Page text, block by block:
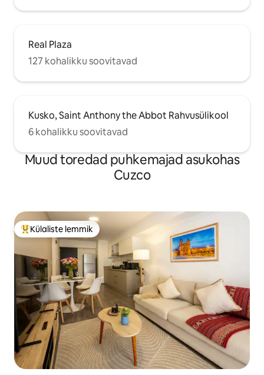
Real Plaza
127 kohalikku soovitavad
Kusko, Saint Anthony the Abbot Rahvusülikool
6 kohalikku soovitavad
Muud toredad puhkemajad asukohas
Cuzco
Külaliste suur lemmik
Külaliste lemmik